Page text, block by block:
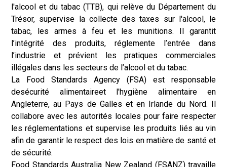
l'alcool et du tabac (TTB), qui relève du Département du
Trésor, supervise la collecte des taxes sur l'alcool, le
tabac, les armes à feu et les munitions. Il garantit
l’intégrité des produits, réglemente l’entrée dans
l’industrie et prévient les pratiques commerciales
illégales dans les secteurs de l’alcool et du tabac.
La Food Standards Agency (FSA) est responsable
desécurité alimentaireet l'hygiène alimentaire en
Angleterre, au Pays de Galles et en Irlande du Nord. Il
collabore avec les autorités locales pour faire respecter
les réglementations et supervise les produits liés au vin
afin de garantir le respect des lois en matière de santé et
de sécurité.
Food Standards Australia New Zealand (FSANZ) travaille